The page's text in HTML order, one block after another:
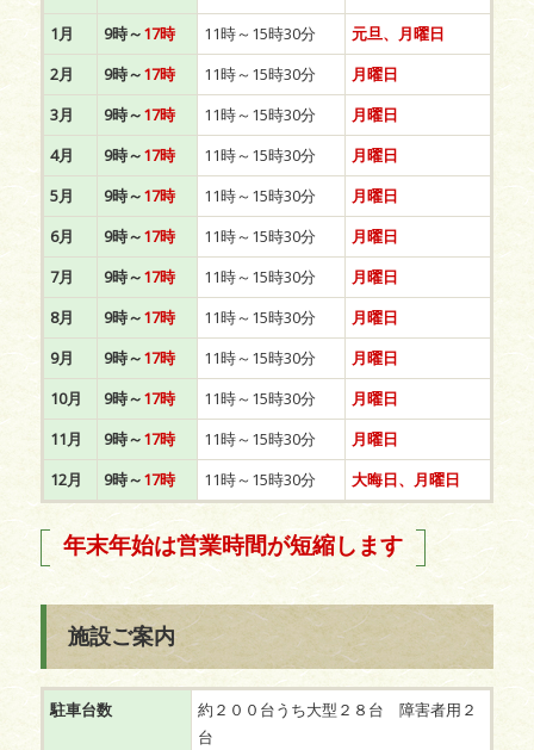
1月 9時～17時 11時～15時30分
元旦、月曜日
2月
9時～17時 11時～15時30分
月曜日
3月
9時～17時 11時～15時30分
月曜日
4月
9時～17時 11時～15時30分
月曜日
5月
9時～17時 11時～15時30分
月曜日
6月
9時～17時 11時～15時30分
月曜日
7月
9時～17時 11時～15時30分
月曜日
8月
9時～17時 11時～15時30分
月曜日
9月
9時～17時 11時～15時30分
月曜日
10月
9時～17時 11時～15時30分
月曜日
11月
9時～17時 11時～15時30分
月曜日
12月
9時～17時 11時～15時30分 大晦日、月曜日
年末年始は営業時間が短縮します
施設ご案内
駐車台数
約２００台うち大型２８台 障害者用２
台